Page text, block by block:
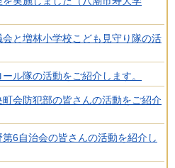
と増林小学校こども見守り隊の活
ル隊の活動をご紹介します。
会防犯部の皆さんの活動をご紹介
6自治会の皆さんの活動を紹介し